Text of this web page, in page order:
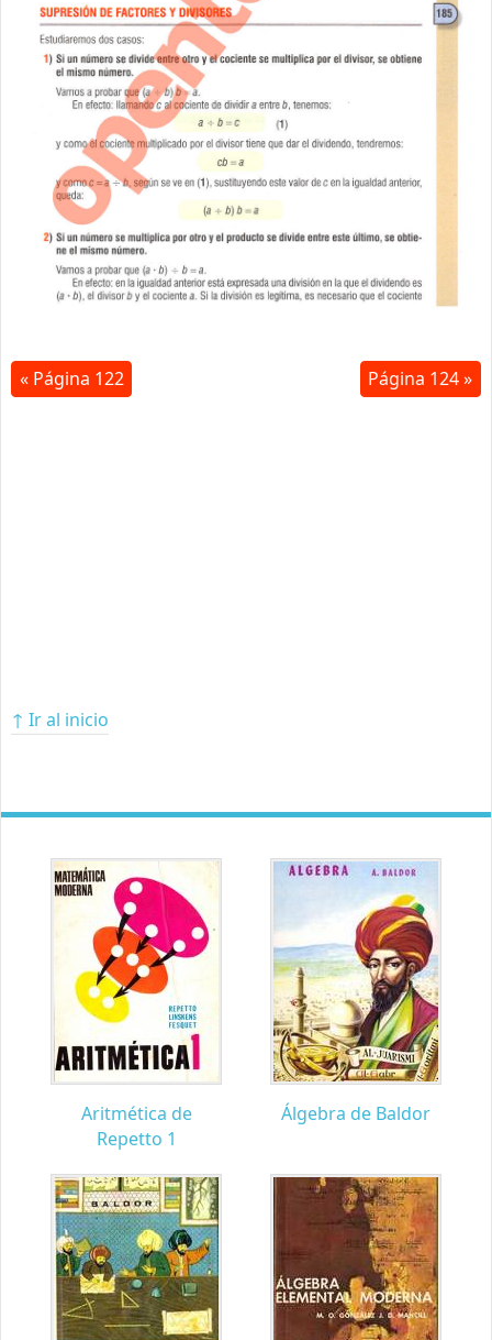
« Página 122 Página 124 »
↑ Ir al inicio
Aritmética de
Repetto 1
Álgebra de Baldor